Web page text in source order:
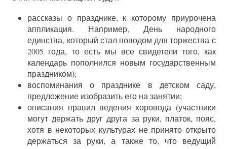
рассказы о празднике, к которому приурочена
аппликация. Например, День народного
единства, который стал поводом для торжества с
2005 года, то есть мы все свидетели того, как
календарь пополнился новым государственным
праздником);
воспоминания о празднике в детском саду,
предложение изобразить его на занятии;
описания правил ведения хоровода (участники
могут держать друг друга за руки, платок, пояс,
хотя в некоторых культурах не принято открыто
держаться за руки, а также то, что ведущий